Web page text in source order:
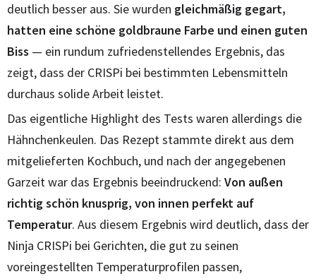
deutlich besser aus. Sie wurden gleichmäßig gegart,
hatten eine schöne goldbraune Farbe und einen guten
Biss — ein rundum zufriedenstellendes Ergebnis, das
zeigt, dass der CRISPi bei bestimmten Lebensmitteln
durchaus solide Arbeit leistet.
Das eigentliche Highlight des Tests waren allerdings die
Hähnchenkeulen. Das Rezept stammte direkt aus dem
mitgelieferten Kochbuch, und nach der angegebenen
Garzeit war das Ergebnis beeindruckend: Von außen
richtig schön knusprig, von innen perfekt auf
Temperatur. Aus diesem Ergebnis wird deutlich, dass der
Ninja CRISPi bei Gerichten, die gut zu seinen
voreingestellten Temperaturprofilen passen,